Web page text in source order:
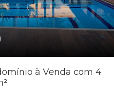
à Venda com 4